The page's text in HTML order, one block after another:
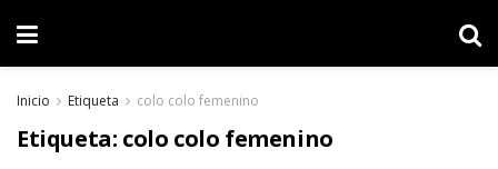
Inicio Etiqueta colo colo femenino
Etiqueta: colo colo femenino